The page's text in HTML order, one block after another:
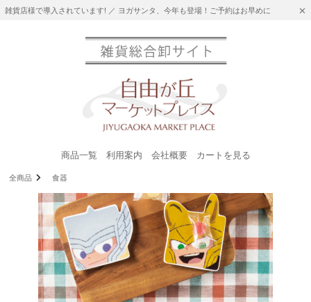
雑貨店様で導入されています! ／ ヨガサンタ、今年も登場！ご予約はお早めに
商品一覧 利用案内 会社概要 カートを見る
全商品 食器